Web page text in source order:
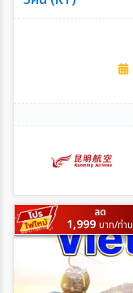
ลด
1,999 บาท/ท่าน